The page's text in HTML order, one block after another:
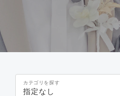
カテゴリを探す
指定なし